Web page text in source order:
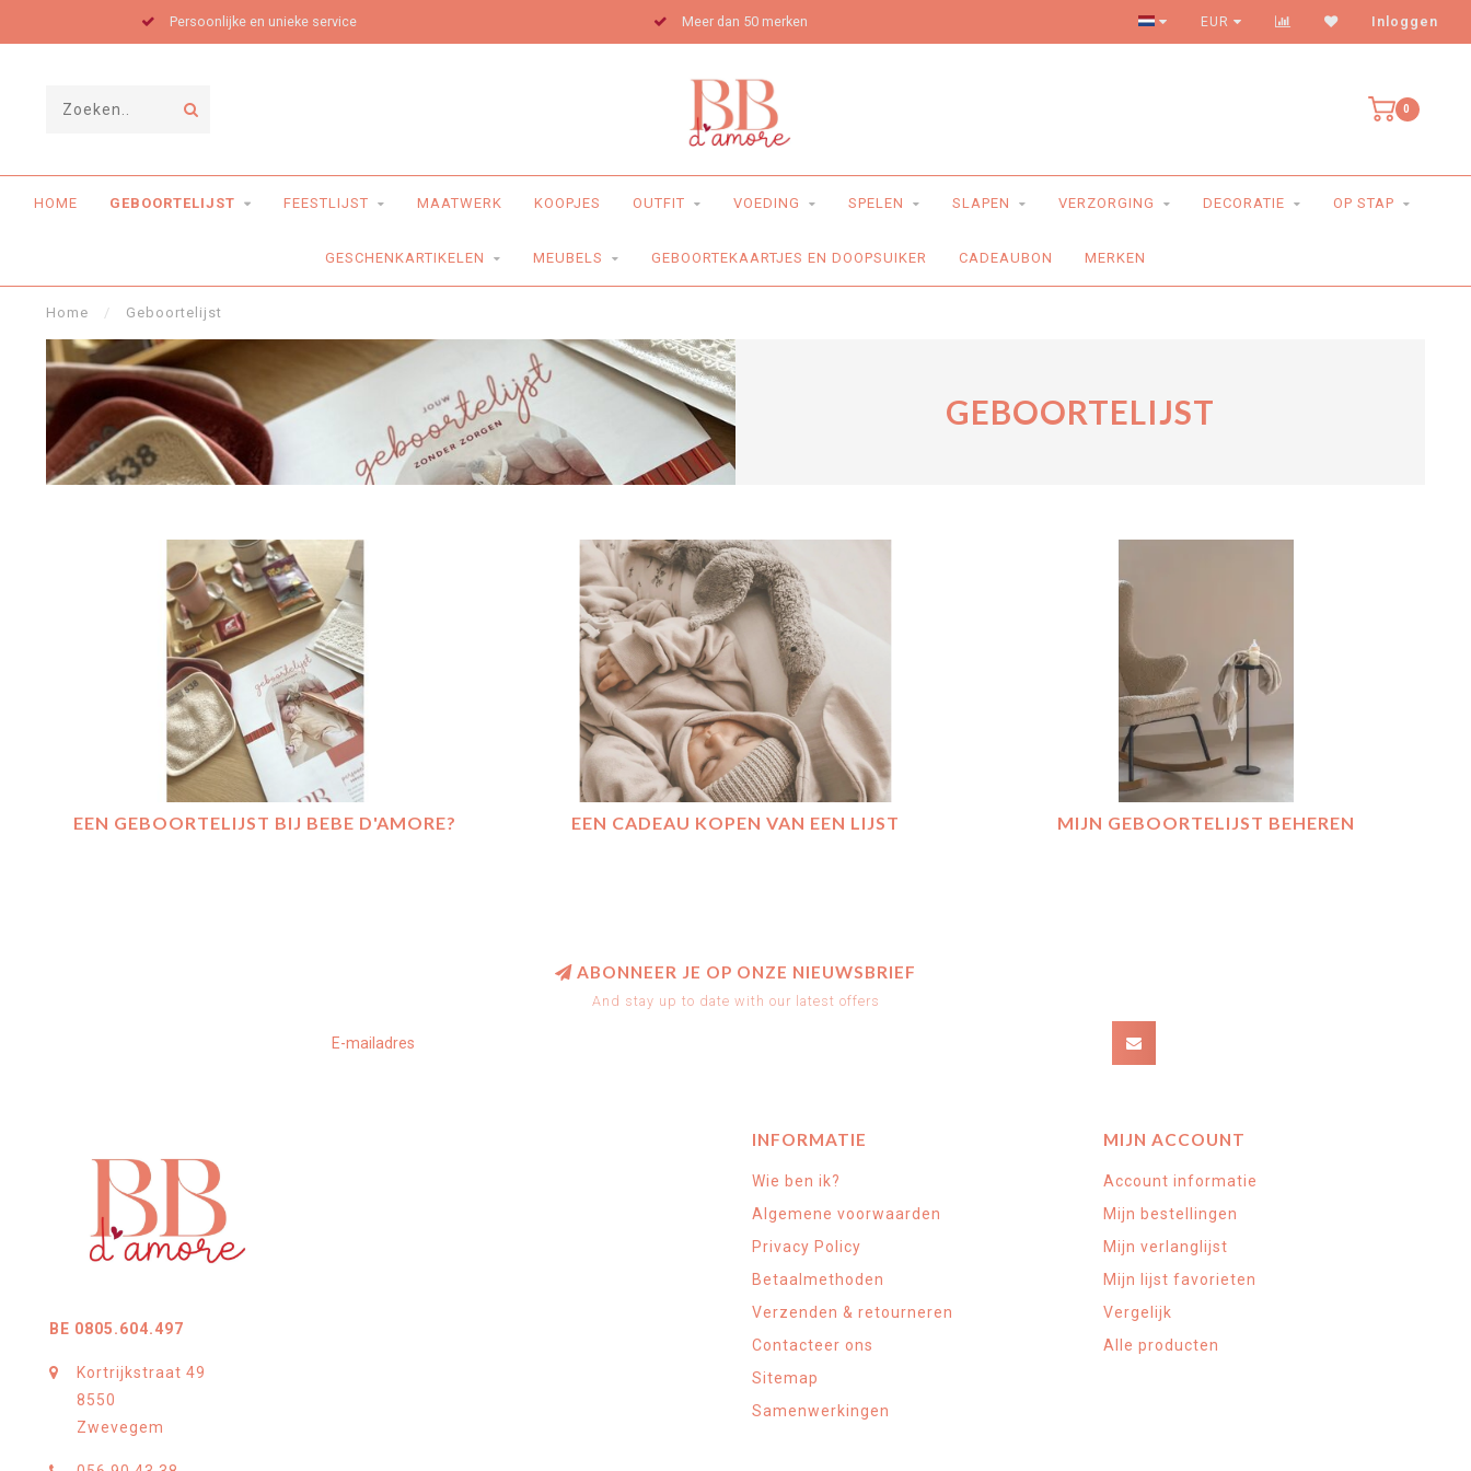
Persoonlijke en unieke service Meer dan 50 merken Levering aan huis
EUR Inloggen
0
HOME GEBOORTELIJST FEESTLIJST MAATWERK KOOPJES OUTFIT VOEDING SPELEN SLAPEN VERZORGING DECORATIE OP STAP
GESCHENKARTIKELEN MEUBELS GEBOORTEKAARTJES EN DOOPSUIKER CADEAUBON MERKEN
Home / Geboortelijst
GEBOORTELIJST
EEN GEBOORTELIJST BIJ BEBE D'AMORE? EEN CADEAU KOPEN VAN EEN LIJST MIJN GEBOORTELIJST BEHEREN
ABONNEER JE OP ONZE NIEUWSBRIEF
And stay up to date with our latest offers
BE 0805.604.497
Kortrijkstraat 49
8550
Zwevegem
INFORMATIE
Wie ben ik?
Algemene voorwaarden
Privacy Policy
Betaalmethoden
Verzenden & retourneren
Contacteer ons
Sitemap
Samenwerkingen
MIJN ACCOUNT
Account informatie
Mijn bestellingen
Mijn verlanglijst
Mijn lijst favorieten
Vergelijk
Alle producten